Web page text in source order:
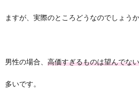
ますが、実際のところどうなのでしょうか
男性の場合、 高価すぎるものは望んでない
多いです。